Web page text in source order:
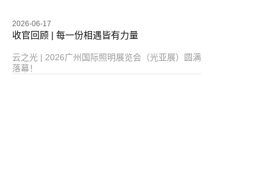
2026-06-17
收官回顾 | 每一份相遇皆有力量
云之光 | 2026广州国际照明展览会（光亚展）圆满
落幕！